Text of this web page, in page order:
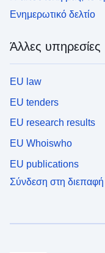
Ενημερωτικό δελτίο
Άλλες υπηρεσίες
EU law
EU tenders
EU research results
EU Whoiswho
EU publications
Σύνδεση στη